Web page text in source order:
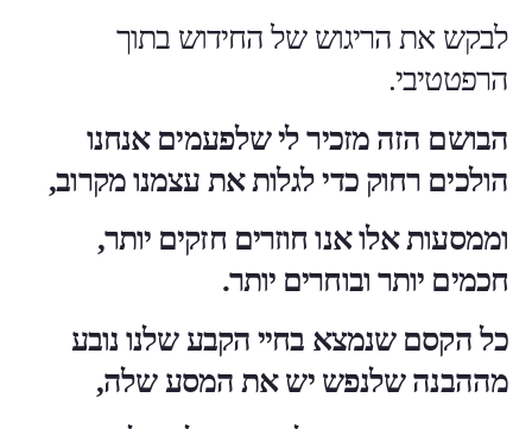
לבקש את הריגוש של החידוש בתוך
הרפטטיבי.
הבושם הזה מזכיר לי שלפעמים אנחנו
הולכים רחוק כדי לגלות את עצמנו מקרוב,
וממסעות אלו אנו חוזרים חזקים יותר,
חכמים יותר ובוחרים יותר.
כל הקסם שנמצא בחיי הקבע שלנו נובע
מההבנה שלנפש יש את המסע שלה,